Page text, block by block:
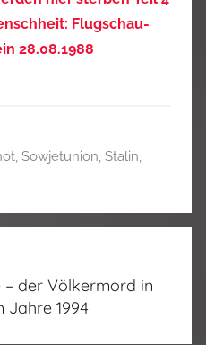
Flugschau-
28.08.1988
, Sowjetunion, Stalin,
– der Völkermord in
Jahre 1994